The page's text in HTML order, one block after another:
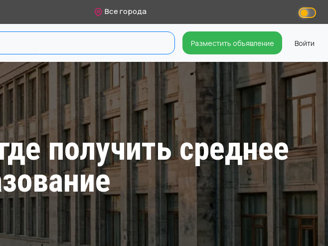
Все города
Разместить объявление Войти
получить среднее